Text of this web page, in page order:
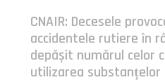
CNAIR: Decesele
accidentele rutiere în
depășit numărul celor
utilizarea substanțelor